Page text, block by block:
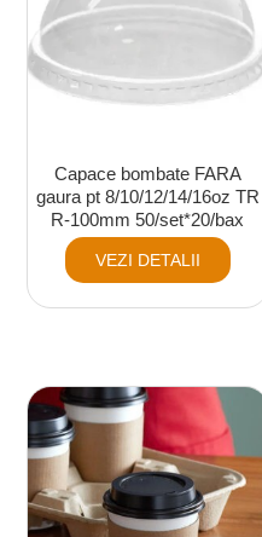
Capace bombate FARA
gaura pt 8/10/12/14/16oz TR
R-100mm 50/set*20/bax
VEZI DETALII